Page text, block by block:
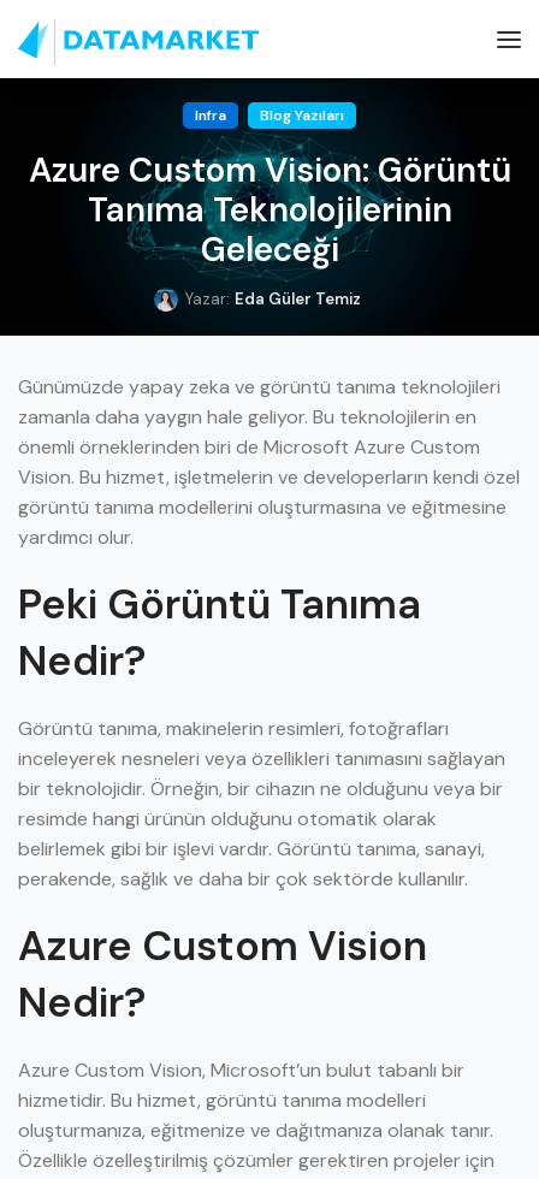
Infra Blog Yazıları
Azure Custom Vision: Görüntü
Tanıma Teknolojilerinin
Geleceği
Yazar: Eda Güler Temiz
Günümüzde yapay zeka ve görüntü tanıma teknolojileri
zamanla daha yaygın hale geliyor. Bu teknolojilerin en
önemli örneklerinden biri de Microsoft Azure Custom
Vision. Bu hizmet, işletmelerin ve developerların kendi özel
görüntü tanıma modellerini oluşturmasına ve eğitmesine
yardımcı olur.
Peki Görüntü Tanıma
Nedir?
Görüntü tanıma, makinelerin resimleri, fotoğrafları
inceleyerek nesneleri veya özellikleri tanımasını sağlayan
bir teknolojidir. Örneğin, bir cihazın ne olduğunu veya bir
resimde hangi ürünün olduğunu otomatik olarak
belirlemek gibi bir işlevi vardır. Görüntü tanıma, sanayi,
perakende, sağlık ve daha bir çok sektörde kullanılır.
Azure Custom Vision
Nedir?
Azure Custom Vision, Microsoft’un bulut tabanlı bir
hizmetidir. Bu hizmet, görüntü tanıma modelleri
oluşturmanıza, eğitmenize ve dağıtmanıza olanak tanır.
Özellikle özelleştirilmiş çözümler gerektiren projeler için